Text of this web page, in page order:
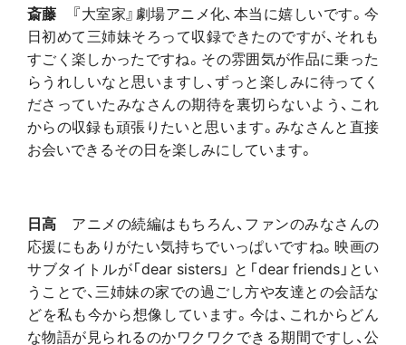
斎藤 『大室家』劇場アニメ化、本当に嬉しいです。今
日初めて三姉妹そろって収録できたのですが、それも
すごく楽しかったですね。その雰囲気が作品に乗った
らうれしいなと思いますし、ずっと楽しみに待ってく
ださっていたみなさんの期待を裏切らないよう、これ
からの収録も頑張りたいと思います。みなさんと直接
お会いできるその日を楽しみにしています。
日高 アニメの続編はもちろん、ファンのみなさんの
応援にもありがたい気持ちでいっぱいですね。映画の
サブタイトルが「dear sisters」 と「dear friends」とい
うことで、三姉妹の家での過ごし方や友達との会話な
どを私も今から想像しています。今は、これからどん
な物語が見られるのかワクワクできる期間ですし、公